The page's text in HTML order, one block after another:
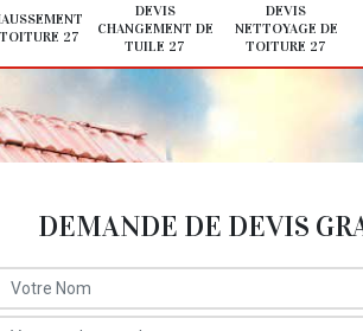
27
DEVIS
CHANGEMENT DE
TUILE 27
DEVIS
NETTOYAGE DE
TOITURE 27
DEMANDE DE DEVIS